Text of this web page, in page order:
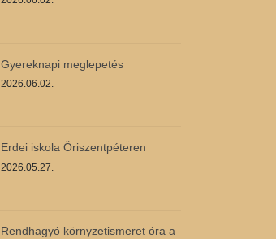
Gyereknapi meglepetés
2026.06.02.
Erdei iskola Őriszentpéteren
2026.05.27.
Rendhagyó környzetismeret óra a